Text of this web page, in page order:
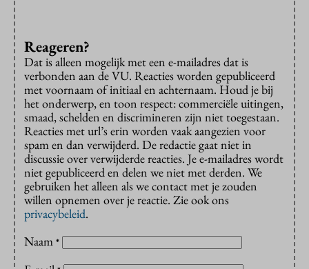
Reageren?
Dat is alleen mogelijk met een e-mailadres dat is
verbonden aan de VU. Reacties worden gepubliceerd
met voornaam of initiaal en achternaam. Houd je bij
het onderwerp, en toon respect: commerciële uitingen,
smaad, schelden en discrimineren zijn niet toegestaan.
Reacties met url’s erin worden vaak aangezien voor
spam en dan verwijderd. De redactie gaat niet in
discussie over verwijderde reacties. Je e-mailadres wordt
niet gepubliceerd en delen we niet met derden. We
gebruiken het alleen als we contact met je zouden
willen opnemen over je reactie. Zie ook ons
privacybeleid.
Naam *